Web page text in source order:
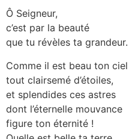
Ô Seigneur,
c’est par la beauté
que tu révèles ta grandeur.
Comme il est beau ton ciel
tout clairsemé d’étoiles,
et splendides ces astres
dont l’éternelle mouvance
figure ton éternité !